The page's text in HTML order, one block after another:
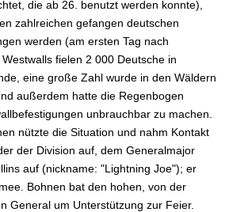
die ab 26. benutzt werden konnte),
zahlreichen gefangen deutschen
werden (am ersten Tag nach
fielen 2 000 Deutsche in
eine große Zahl wurde in den Wäldern
außerdem hatte die Regenbogen
unbrauchbar zu machen.
nützte die Situation und nahm Kontakt
der Division auf, dem Generalmajor
auf (nickname: "Lightning Joe"); er
Bohnen bat den hohen, von der
General um Unterstützung zur Feier.